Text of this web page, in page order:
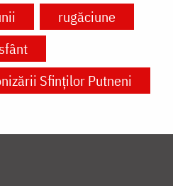
rugăciune
Sfinților Putneni